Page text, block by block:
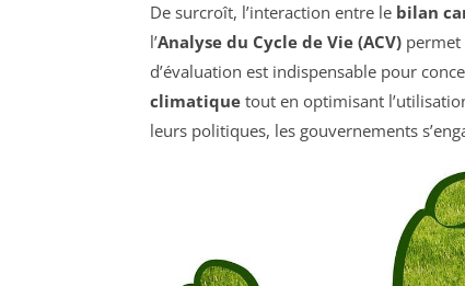
De surcroît, l’interaction entre le bilan
l’Analyse du Cycle de Vie (ACV) permet
d’évaluation est indispensable pour
climatique tout en optimisant
leurs politiques, les gouvernements